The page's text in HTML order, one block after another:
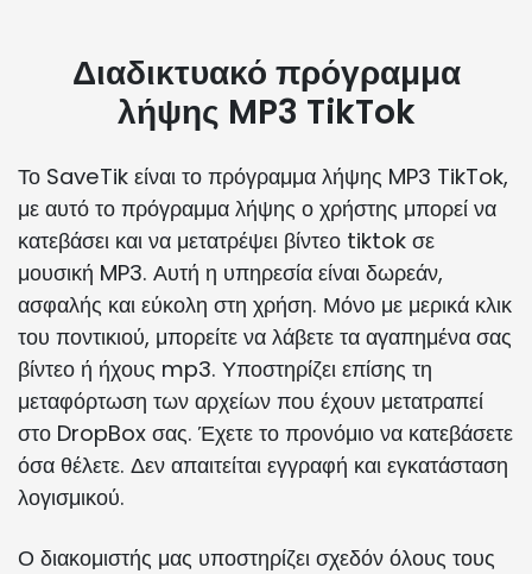
Διαδικτυακό πρόγραμμα
λήψης MP3 TikTok
Το SaveTik είναι το πρόγραμμα λήψης MP3 TikTok,
με αυτό το πρόγραμμα λήψης ο χρήστης μπορεί να
κατεβάσει και να μετατρέψει βίντεο tiktok σε
μουσική MP3. Αυτή η υπηρεσία είναι δωρεάν,
ασφαλής και εύκολη στη χρήση. Μόνο με μερικά κλικ
του ποντικιού, μπορείτε να λάβετε τα αγαπημένα σας
βίντεο ή ήχους mp3. Υποστηρίζει επίσης τη
μεταφόρτωση των αρχείων που έχουν μετατραπεί
στο DropBox σας. Έχετε το προνόμιο να κατεβάσετε
όσα θέλετε. Δεν απαιτείται εγγραφή και εγκατάσταση
λογισμικού.
Ο διακομιστής μας υποστηρίζει σχεδόν όλους τους